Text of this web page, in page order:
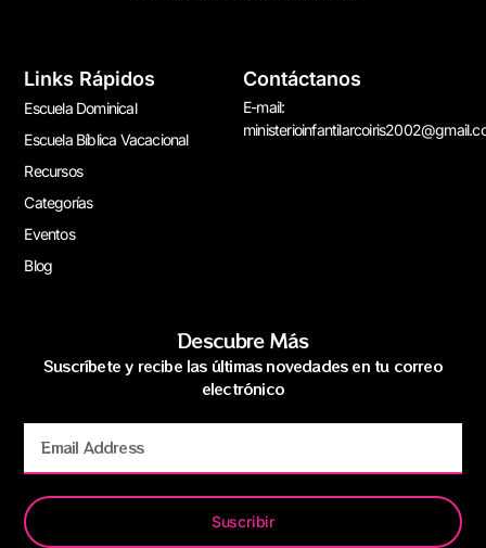
Links Rápidos
Escuela Dominical
Escuela Bíblica Vacacional
Recursos
Categorías
Eventos
Blog
Contáctanos
E-mail:
Descubre Más
Suscríbete y recibe las últimas novedades en tu correo
electrónico
Suscribir